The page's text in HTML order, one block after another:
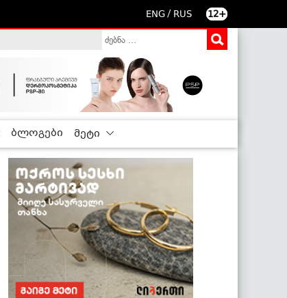
ENG / RUS 12+
ბლოგები მეტი